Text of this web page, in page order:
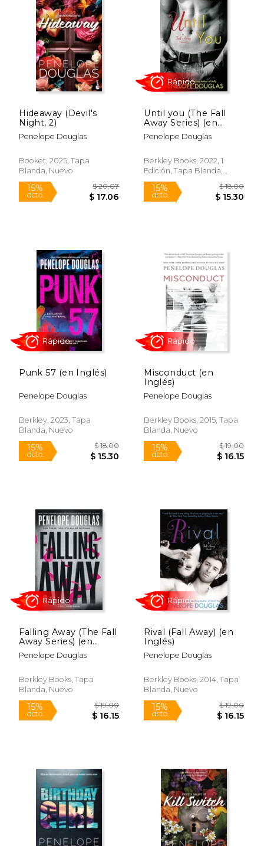
15%
dcto.
19%
dcto.
15%
dcto. $ 12.75
15%
dcto.
Hideaway (Devil's
Night, 2)
Penelope Douglas
Booket, 2025, Tapa
Blanda, Nuevo
15%
dcto.
Until you (The Fall
Away Series) (en
Inglés)
Penelope Douglas
Berkley Books, 2022, 1
Edición, Tapa Blanda,
Nuevo
15%
dcto.
Punk 57 (en Inglés)
Penelope Douglas
Berkley, 2023, Tapa
Blanda, Nuevo
Misconduct (en
Inglés)
Penelope Douglas
Berkley Books, 2015, Tapa
Blanda, Nuevo
Falling Away (The Fall
Away Series) (en
Inglés)
Penelope Douglas
Berkley Books, Tapa
Blanda, Nuevo
Rival (Fall Away) (en
Inglés)
Penelope Douglas
Berkley Books, 2014, Tapa
Blanda, Nuevo